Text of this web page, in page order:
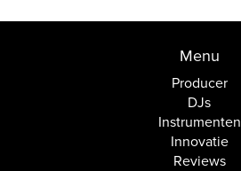
Menu
Producer
DJs
Instrumenten
Innovatie
Reviews